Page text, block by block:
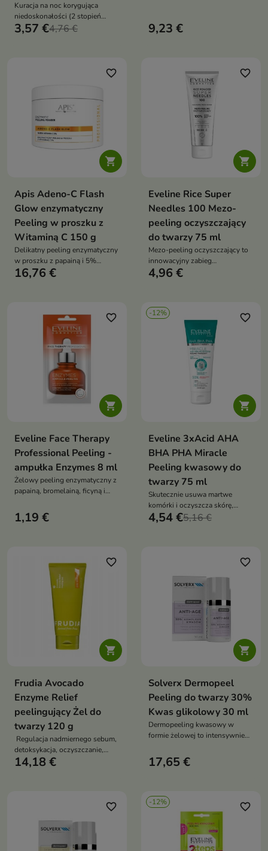
Kuracja na noc korygująca
niedoskonałości (2 stopień
złuszczania) to intensywna
PHA pomaga złuszczać martwy
koloryt skóry
3,57 €4,76 € 9,23 €

favorite_border
Apis Adeno-C Flash
Glow enzymatyczny
Peeling w proszku z
Witaminą C 150 g
Delikatny peeling enzymatyczny
w proszku z papainą i 5%
witaminą C, który wygładza,
16,76 €

favorite_border
Eveline Rice Super
Needles 100 Mezo-
peeling oczyszczający
do twarzy 75 ml
Mezo-peeling oczyszczający to
innowacyjny zabieg
złuszczająco-regenerujący, który
martwy naskórek, wygładza i
rozświetla cerę, wspierając
naturalną odnowę skóry
4,96 €

favorite_border
Eveline Face Therapy
Professional Peeling -
ampułka Enzymes 8 ml
Żelowy peeling enzymatyczny z
papainą, bromelainą, ficyną i
rozświetla cerę
1,19 €
-12%

favorite_border
Eveline 3xAcid AHA
BHA PHA Miracle
Peeling kwasowy do
twarzy 75 ml
Skutecznie usuwa martwe
komórki i oczyszcza skórę,
minimalizuje widoczność porów
4,54 €5,16 €

favorite_border
Frudia Avocado
Enzyme Relief
peelingujący Żel do
twarzy 120 g
Regulacja nadmiernego sebum,
detoksykacja, oczyszczanie,
złuszczanie
14,18 €

favorite_border
Solverx Dermopeel
Peeling do twarzy 30%
Kwas glikolowy 30 ml
Dermopeeling kwasowy w
formie żelowej to intensywnie
myślą o pielęgnacji skóry
dojrzałej
17,65 €
favorite_border -12% favorite_border